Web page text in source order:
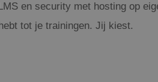
en security met hosting op
tot je trainingen. Jij kiest.